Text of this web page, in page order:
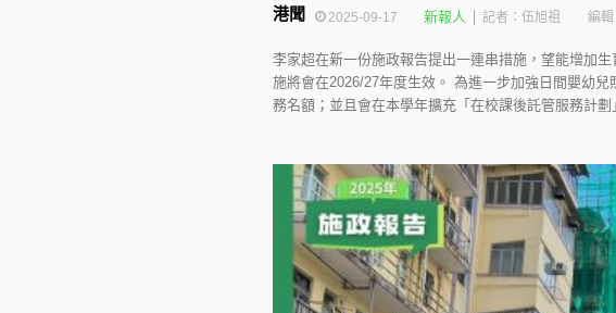
2025-09-17
港聞 新報人 記者：伍旭祖 編輯
李家超在新一份施政報告提出一連串措施，望能增加
施將會在2026/27年度生效。 為進一步加強日間嬰幼
務名額；並且會在本學年擴充「在校課後託管服務計